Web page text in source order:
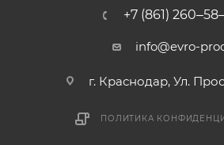
+7 (861)
info@evro-
г. Краснодар, ​Ул.
ПОЛИТИКА